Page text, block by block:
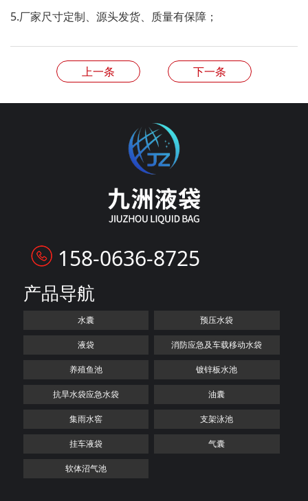
5.厂家尺寸定制、源头发货、质量有保障；
上一条 下一条
158-0636-8725
产品导航
水囊 预压水袋
液袋 消防应急及车载移动水袋
养殖鱼池 镀锌板水池
抗旱水袋应急水袋 油囊
集雨水窖 支架泳池
挂车液袋 气囊
软体沼气池